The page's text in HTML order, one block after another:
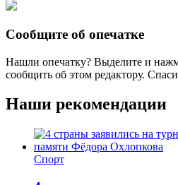
Сообщите об опечатке
Нашли опечатку? Выделите и
сообщить об этом редактору.
Наши рекомендации
Спорт